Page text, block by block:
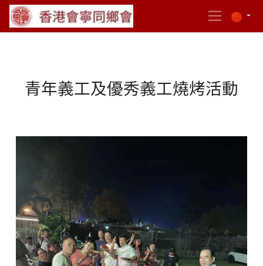
青年義工及優秀義工燒烤活動